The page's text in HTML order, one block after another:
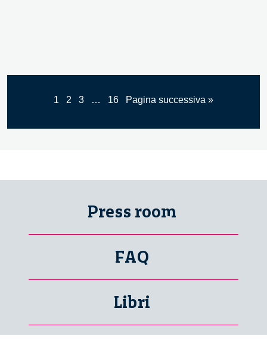
1 2 3 … 16 Pagina successiva »
Press room
FAQ
Libri